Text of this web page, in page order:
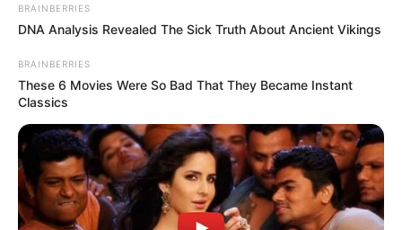
BRAINBERRIES
DNA Analysis Revealed The Sick Truth About Ancient Vikings
BRAINBERRIES
These 6 Movies Were So Bad That They Became Instant
Classics